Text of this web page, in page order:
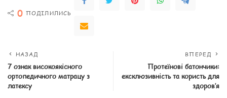
0 ПОДІЛИЛИСЬ
НАЗАД
7 ознак високоякісного
ортопедичного матрацу з
латексу
ВПЕРЕД
Протеїнові батончики:
ексклюзивність та користь для
здоров’я